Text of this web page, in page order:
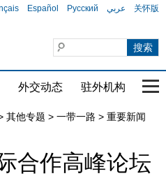
Español Русский عربي 关怀版
外交动态 驻外机构 国
其他专题 > 一带一路 > 重要新闻
合作高峰论坛